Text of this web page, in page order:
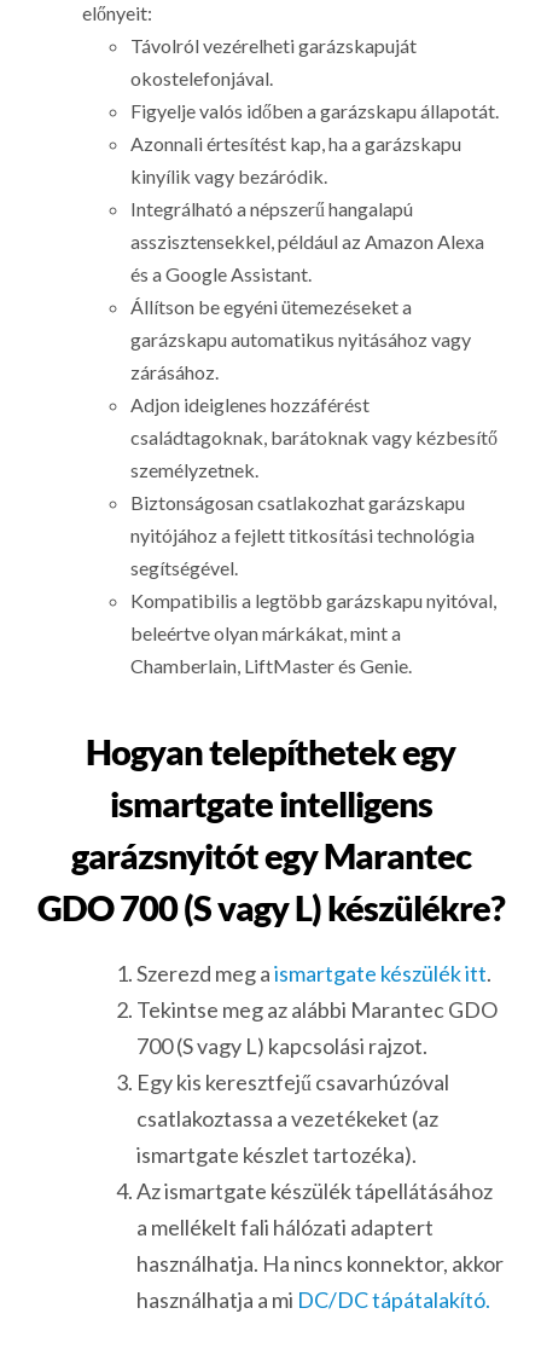
előnyeit:
Távolról vezérelheti garázskapuját
okostelefonjával.
Figyelje valós időben a garázskapu állapotát.
Azonnali értesítést kap, ha a garázskapu
kinyílik vagy bezáródik.
Integrálható a népszerű hangalapú
asszisztensekkel, például az Amazon Alexa
és a Google Assistant.
Állítson be egyéni ütemezéseket a
garázskapu automatikus nyitásához vagy
zárásához.
Adjon ideiglenes hozzáférést
családtagoknak, barátoknak vagy kézbesítő
személyzetnek.
Biztonságosan csatlakozhat garázskapu
nyitójához a fejlett titkosítási technológia
segítségével.
Kompatibilis a legtöbb garázskapu nyitóval,
beleértve olyan márkákat, mint a
Chamberlain, LiftMaster és Genie.
Hogyan telepíthetek egy
ismartgate intelligens
garázsnyitót egy Marantec
GDO 700 (S vagy L) készülékre?
Szerezd meg aismartgate készülék itt.
Tekintse meg az alábbi Marantec GDO
700 (S vagy L) kapcsolási rajzot.
Egy kis keresztfejű csavarhúzóval
csatlakoztassa a vezetékeket (az
ismartgate készlet tartozéka).
Az ismartgate készülék tápellátásához
a mellékelt fali hálózati adaptert
használhatja. Ha nincs konnektor, akkor
használhatja a mi DC/DC tápátalakító.